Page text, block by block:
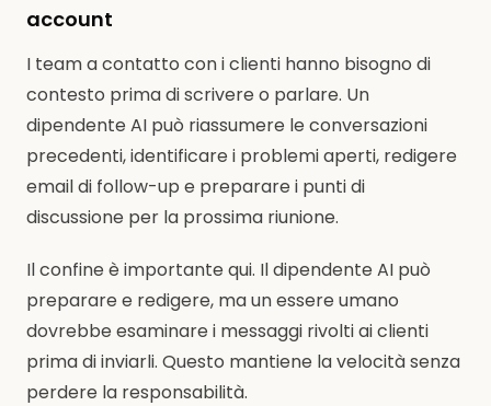
account
I team a contatto con i clienti hanno bisogno di
contesto prima di scrivere o parlare. Un
dipendente AI può riassumere le conversazioni
precedenti, identificare i problemi aperti, redigere
email di follow-up e preparare i punti di
discussione per la prossima riunione.
Il confine è importante qui. Il dipendente AI può
preparare e redigere, ma un essere umano
dovrebbe esaminare i messaggi rivolti ai clienti
prima di inviarli. Questo mantiene la velocità senza
perdere la responsabilità.